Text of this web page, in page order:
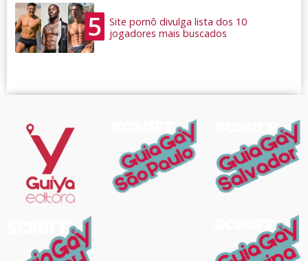
5
Site pornô divulga lista dos 10
jogadores mais buscados